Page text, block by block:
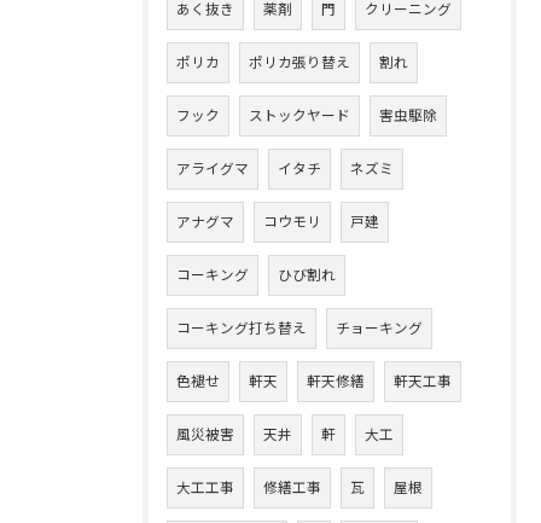
あく抜き 薬剤 門 クリーニング
ポリカ ポリカ張り替え 割れ
フック ストックヤード 害虫駆除
アライグマ イタチ ネズミ
アナグマ コウモリ 戸建
コーキング ひび割れ
コーキング打ち替え チョーキング
色褪せ 軒天 軒天修繕 軒天工事
風災被害 天井 軒 大工
大工工事 修繕工事 瓦 屋根